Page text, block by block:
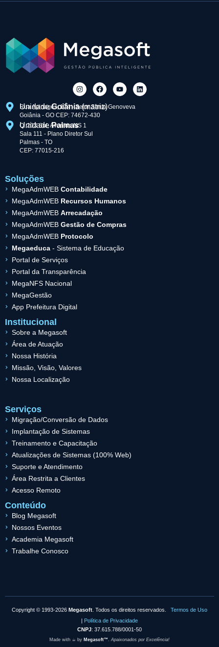
UnidadeGoiânia(matriz)
Rua Apinagés, 174 - Setor Santa Genoveva
Goiânia - GO CEP: 74672-430
UnidadePalmas
Q. 203 Sul, Avenida NS 1
Sala 111 - Plano Diretor Sul
Palmas - TO
CEP: 77015-216
Soluções
MegaAdmWEB Contabilidade
MegaAdmWEB Recursos Humanos
MegaAdmWEB Arrecadação
MegaAdmWEB Gestão de Compras
MegaAdmWEB Protocolo
Megaeduca- Sistema de Educação
Portal de Serviços
Portal da Transparência
MegaNFS Nacional
MegaGestão
App Prefeitura Digital
Institucional
Sobre a Megasoft
Área de Atuação
Nossa História
Missão, Visão, Valores
Nossa Localização
Serviços
Migração/Conversão de Dados
Implantação de Sistemas
Treinamento e Capacitação
Atualizações de Sistemas (100% Web)
Suporte e Atendimento
Área Restrita a Clientes
Acesso Remoto
Conteúdo
Blog Megasoft
Nossos Eventos
Academia Megasoft
Trabalhe Conosco
Copyright © 1993-2026 Megasoft . Todos os direitos reservados. Termos de Uso
| Política de Privacidade
CNPJ: 37.615.788/0001-50
Made with ☕︎ by Megasoft™ Apaixonados por Excelência!